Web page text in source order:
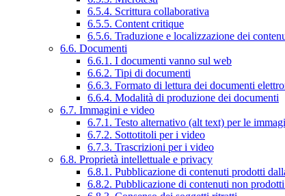
6.5.4. Scrittura collaborativa
6.5.5. Content critique
6.5.6. Traduzione e localizzazione dei
6.6. Documenti
6.6.1. I documenti vanno sul web
6.6.2. Tipi di documenti
6.6.3. Formato di lettura dei documenti
6.6.4. Modalità di produzione dei documenti
6.7. Immagini e video
6.7.1. Testo alternativo (alt text) per le
6.7.2. Sottotitoli per i video
6.7.3. Trascrizioni per i video
6.8. Proprietà intellettuale e privacy
6.8.1. Pubblicazione di contenuti prodotti
6.8.2. Pubblicazione di contenuti non